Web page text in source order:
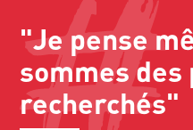
"Je pense
sommes
recherchés"